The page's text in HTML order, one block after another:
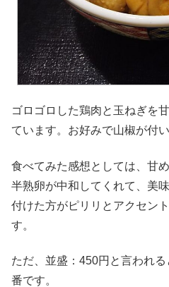
ゴロゴロした鶏肉と玉ねぎを
ています。お好みで山椒が付い
食べてみた感想としては、甘
半熟卵が中和してくれて、美
付けた方がピリリとアクセン
す。
ただ、並盛：450円と言われ
番です。